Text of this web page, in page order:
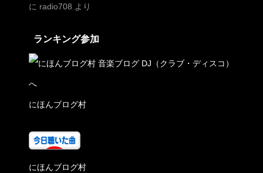
に radio708 より
ランキング参加
にほんブログ村
にほんブログ村